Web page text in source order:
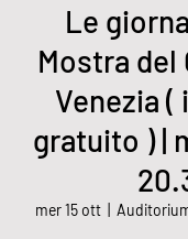
Le
Mostra del
Venezia (
gratuito ) |
mer 15 ott
  |